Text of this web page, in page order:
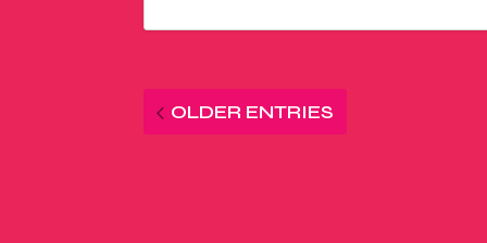
OLDER ENTRIES